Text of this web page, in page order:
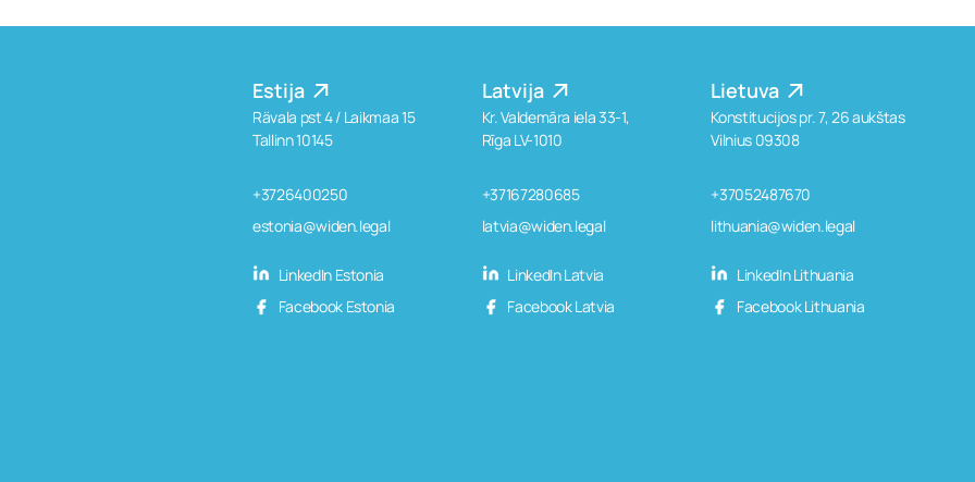
Estija
Rävala pst 4 / Laikmaa 15
Tallinn 10145
+3726400250
estonia@widen.legal
LinkedIn Estonia
Facebook Estonia
Latvija
Kr. Valdemāra iela 33-1,
Rīga LV-1010
+37167280685
latvia@widen.legal
LinkedIn Latvia
Facebook Latvia
Lietuva
Konstitucijos pr. 7, 26 aukštas
Vilnius 09308
+37052487670
lithuania@widen.legal
LinkedIn Lithuania
Facebook Lithuania